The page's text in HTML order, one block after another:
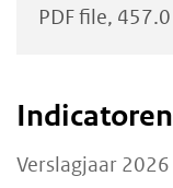
PDF file 457.0
Indicatoren
Verslagjaar 2026